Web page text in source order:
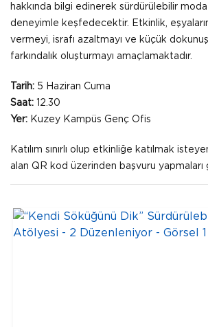
hakkında bilgi edinerek sürdürülebilir moda
deneyimle keşfedecektir. Etkinlik,
vermeyi, israfı azaltmayı ve küçük
farkındalık oluşturmayı amaçlamaktadır.
Tarih: 5 Haziran Cuma
Saat: 12.30
Yer: Kuzey Kampüs Genç Ofis
Katılım sınırlı olup etkinliğe katılmak
alan QR kod üzerinden başvuru